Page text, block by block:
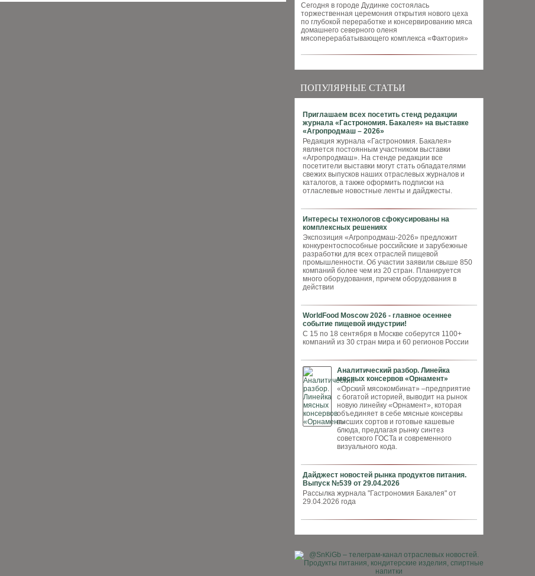
Сегодня в городе Дудинке состоялась
торжественная церемония открытия нового цеха
по глубокой переработке и консервированию мяса
домашнего северного оленя
мясоперерабатывающего комплекса «Фактория»
ПОПУЛЯРНЫЕ СТАТЬИ
Приглашаем всех посетить стенд редакции
журнала «Гастрономия. Бакалея» на выставке
«Агропродмаш – 2026»
Редакция журнала «Гастрономия. Бакалея»
является постоянным участником выставки
«Агропродмаш». На стенде редакции все
посетители выставки могут стать обладателями
свежих выпусков наших отраслевых журналов и
каталогов, а также оформить подписки на
отласлевые новостные ленты и дайджесты.
Интересы технологов сфокусированы на
комплексных решениях
Экспозиция «Агропродмаш-2026» предложит
конкурентоспособные российские и зарубежные
разработки для всех отраслей пищевой
промышленности. Об участии заявили свыше 850
компаний более чем из 20 стран. Планируется
много оборудования, причем оборудования в
действии
WorldFood Moscow 2026 - главное осеннее
событие пищевой индустрии!
С 15 по 18 сентября в Москве соберутся 1100+
компаний из 30 стран мира и 60 регионов России
Аналитический разбор. Линейка
мясных консервов «Орнамент»
«Орский мясокомбинат» –предприятие
с богатой историей, выводит на рынок
новую линейку «Орнамент», которая
объединяет в себе мясные консервы
высших сортов и готовые кашевые
блюда, предлагая рынку синтез
советского ГОСТа и современного
визуального кода.
Дайджест новостей рынка продуктов питания.
Выпуск №539 от 29.04.2026
Рассылка журнала "Гастрономия Бакалея" от
29.04.2026 года